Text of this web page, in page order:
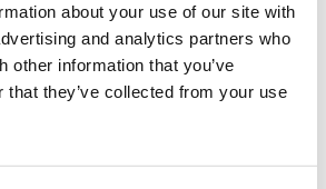
about your use of our site with
and analytics partners who
other information that you’ve
that they’ve collected from your use
σε εκπαιδευτικούς Α/θμιας και
(Δημόσιας και Ιδιωτικής), οι οποίοι
με το εργαλείο του Microsoft
διαχειριστούν τα δεδομένα τους με